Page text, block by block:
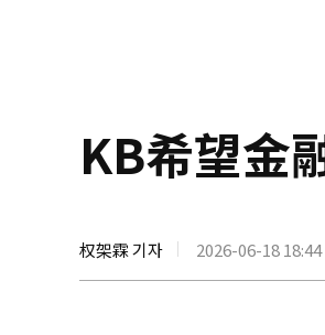
KB希望金
权架霖 기자 2026-06-18 18:44